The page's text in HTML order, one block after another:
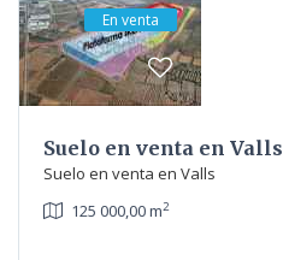
En venta
Suelo en venta en Valls
Suelo en venta en Valls
125 000,00 m2